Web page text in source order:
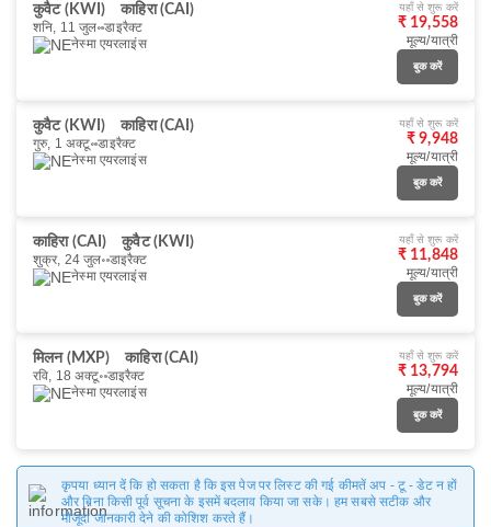
कुवैट (KWI)
काहिरा (CAI)
शनि, 11 जुल॰ डाइरैक्ट
नेस्मा एयरलाइंस
यहाँ से शुरू करें
₹ 19,558
मूल्य/यात्री
बुक करें
कुवैट (KWI)
काहिरा (CAI)
गुरु, 1 अक्टू॰ डाइरैक्ट
नेस्मा एयरलाइंस
यहाँ से शुरू करें
₹ 9,948
मूल्य/यात्री
बुक करें
काहिरा (CAI)
कुवैट (KWI)
शुक्र, 24 जुल॰ डाइरैक्ट
नेस्मा एयरलाइंस
यहाँ से शुरू करें
₹ 11,848
मूल्य/यात्री
बुक करें
मिलन (MXP)
काहिरा (CAI)
रवि, 18 अक्टू॰ डाइरैक्ट
नेस्मा एयरलाइंस
यहाँ से शुरू करें
₹ 13,794
मूल्य/यात्री
बुक करें
कृपया ध्यान दें कि हो सकता है कि इस पेज पर लिस्ट की गई कीमतें अप - टू - डेट न हों
और बिना किसी पूर्व सूचना के इसमें बदलाव किया जा सके। हम सबसे सटीक और
मौजूदा जानकारी देने की कोशिश करते हैं।